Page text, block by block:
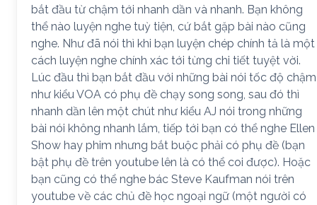
bắt đầu từ chậm tới nhanh dần và nhanh. Bạn không
thể nào luyện nghe tuỳ tiện, cứ bắt gặp bài nào cũng
nghe. Như đã nói thì khi bạn luyện chép chính tả là một
cách luyện nghe chính xác tới từng chi tiết tuyệt vời.
Lúc đầu thì bạn bắt đầu với những bài nói tốc độ chậm
như kiểu VOA có phụ đề chạy song song, sau đó thì
nhanh dần lên một chút như kiểu AJ nói trong những
bài nói không nhanh lắm, tiếp tới bạn có thể nghe Ellen
Show hay phim nhưng bắt buộc phải có phụ đề (bạn
bật phụ đề trên youtube lên là có thể coi được). Hoặc
bạn cũng có thể nghe bác Steve Kaufman nói trên
youtube về các chủ đề học ngoại ngữ (một người có